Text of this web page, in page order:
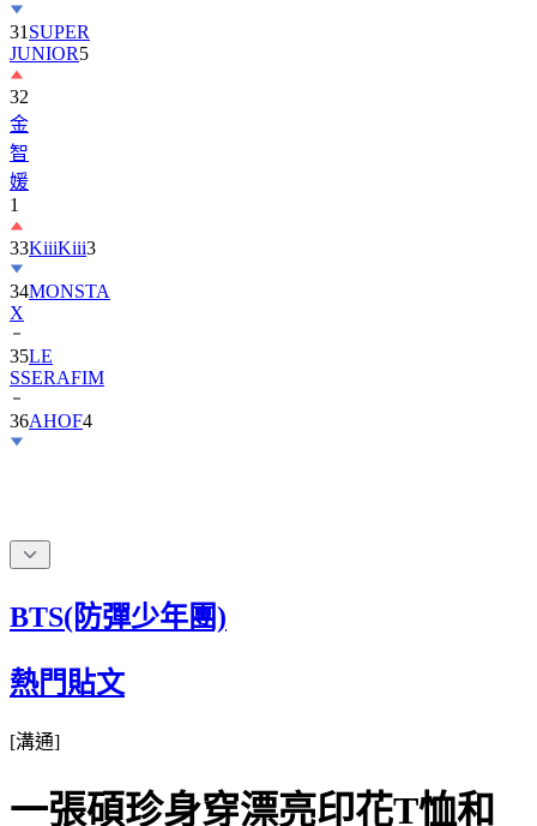
31 SUPER
JUNIOR5
32
金
智
媛
1
33KiiiKiii3
34MONSTA
X
35LE
SSERAFIM
36AHOF4
BTS(防彈少年團)
熱門貼文
[溝通]
一張碩珍身穿漂亮印花T恤和